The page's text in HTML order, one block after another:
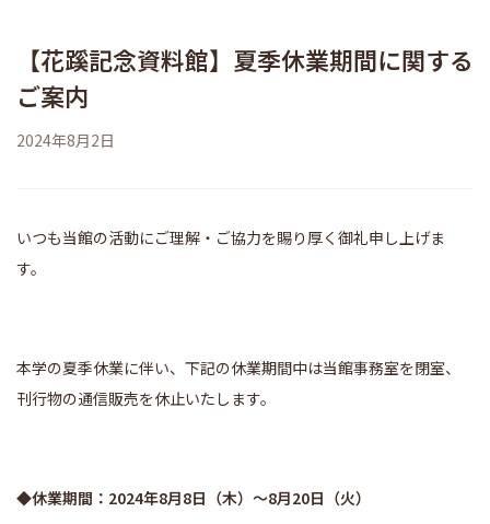
跡見学園女子大学
【花蹊記念資料館】夏季休業期間に関する
ご案内
2024年8月2日
いつも当館の活動にご理解・ご協力を賜り厚く御礼申し上げま
す。
本学の夏季休業に伴い、下記の休業期間中は当館事務室を閉室、
刊行物の通信販売を休止いたします。
◆休業期間：2024年8月8日（木）～8月20日（火）